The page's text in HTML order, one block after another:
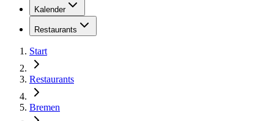
Kalender
Restaurants
Start
Restaurants
Bremen